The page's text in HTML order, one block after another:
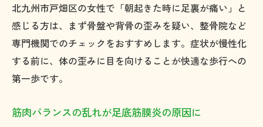
北九州市戸畑区の女性で「朝起きた時に足裏が痛い」と
感じる方は、まず骨盤や背骨の歪みを疑い、整骨院など
専門機関でのチェックをおすすめします。症状が慢性化
する前に、体の歪みに目を向けることが快適な歩行への
第一歩です。
筋肉バランスの乱れが足底筋膜炎の原因に